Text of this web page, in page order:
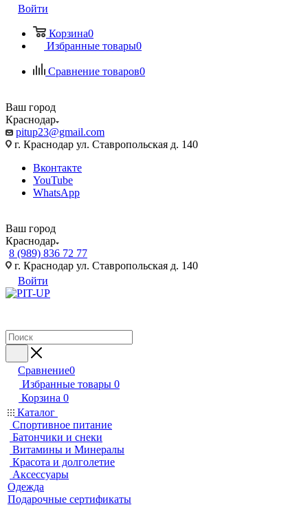
Войти
Корзина0
Избранные товары0
Сравнение товаров0
Ваш город
Краснодар
pitup23@gmail.com
г. Краснодар ул. Ставропольская д. 140
Вконтакте
YouTube
WhatsApp
Ваш город
Краснодар
8 (989) 836 72 77
г. Краснодар ул. Ставропольская д. 140
Войти
Сравнение0
Избранные товары 0
Корзина 0
Каталог
Спортивное питание
Батончики и снеки
Витамины и Минералы
Красота и долголетие
Аксессуары
Одежда
Подарочные сертификаты